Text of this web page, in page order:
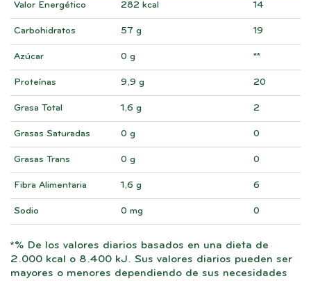
Valor Energético 282 kcal 14
Carbohidratos 57 g 19
Azúcar 0 g **
Proteínas 9,9 g 20
Grasa Total 1,6 g 2
Grasas Saturadas 0 g 0
Grasas Trans 0 g 0
Fibra Alimentaria 1,6 g 6
Sodio 0 mg 0
*% De los valores diarios basados ​​en una dieta de
2.000 kcal o 8.400 kJ. Sus valores diarios pueden ser
mayores o menores dependiendo de sus necesidades